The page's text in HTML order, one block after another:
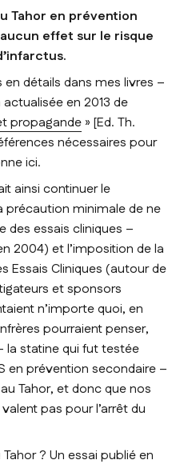
Tahor en prévention
effet sur le risque
détails dans mes livres –
en 2013 de
propagande » [Ed. Th.
nécessaires pour
ici.
ainsi continuer le
précaution minimale de ne
des essais cliniques –
2004) et l’imposition de la
Essais Cliniques (autour de
et sponsors
n’importe quoi, en
pourraient penser,
la statine qui fut testée
en prévention secondaire –
Tahor, et donc que nos
pas pour l’arrêt du
? Un essai publié en